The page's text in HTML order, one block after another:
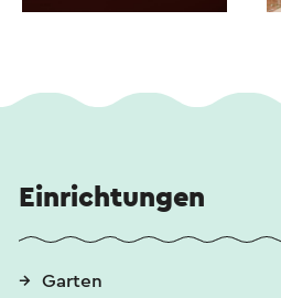
Einrichtungen
Garten